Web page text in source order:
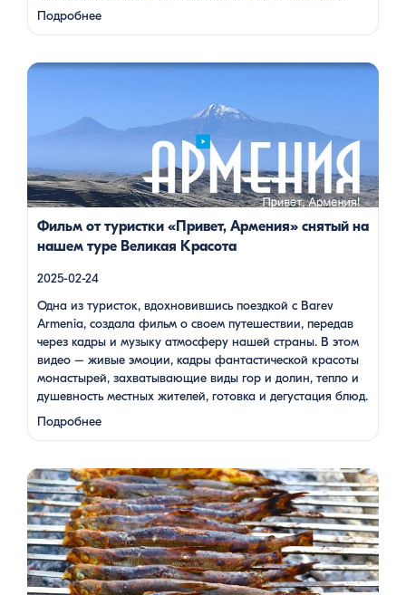
веществами.
Лорийской области Степанаванский дендропарк, также
Подробнее
Одна из туристок, вдохновившись поездкой с Barev Armenia,
музыку атмосферу нашей страны. В этом видео – живые
эмоции, кадры фантастической красоты монастырей,
захватывающие виды гор и долин, тепло и душевность
местных жителей, готовка и дегустация блюд. Путешествие
под завораживающие мелодии дудука Дживана Гаспаряна
стало настоящим погружением […]
Фильм от туристки «Привет, Армения» снятый на
нашем туре Великая Красота
2025-02-24
Одна из туристок, вдохновившись поездкой с Barev
Armenia, создала фильм о своем путешествии, передав
через кадры и музыку атмосферу нашей страны. В этом
видео – живые эмоции, кадры фантастической красоты
монастырей, захватывающие виды гор и долин, тепло и
душевность местных жителей, готовка и дегустация блюд.
Путешествие под завораживающие мелодии дудука
Дживана Гаспаряна стало настоящим погружением …
Подробнее
Многие гости Армении, приезжая в страну, обязательно
включают в свою программу поездку на Севан. Этот
маршрут — один из самых популярных: свежий горный
воздух, величественные пейзажи, древние храмы и, конечно
же, местная кухня. На Севане можно посетить Севанаванк
— знаменитый монастырь IX века, расположенный на
полуострове, а также Айраванк, который менее известен, но